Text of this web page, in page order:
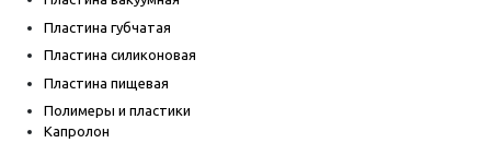
Пластина губчатая
Пластина силиконовая
Пластина пищевая
Полимеры и пластики
Капролон